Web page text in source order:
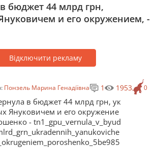
бюджет 44 млрд грн,
и его окружением, -
Відключити рекламу
Понзель Марина Генадіївна 0
1 1953